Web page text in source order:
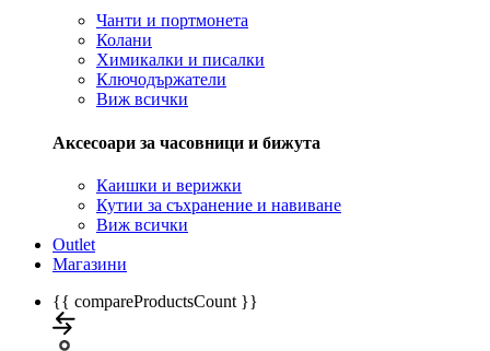
Чанти и портмонета
Колани
Химикалки и писалки
Ключодържатели
Виж всички
Аксесоари за часовници и бижута
Каишки и верижки
Кутии за съхранение и навиване
Виж всички
Outlet
Магазини
{{ compareProductsCount }}